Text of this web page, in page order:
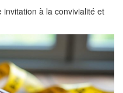
à la convivialité et